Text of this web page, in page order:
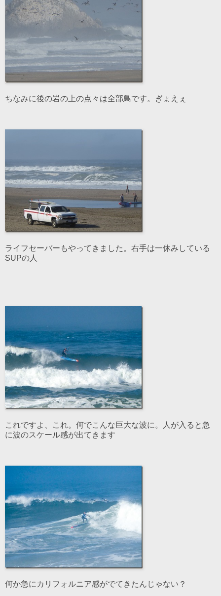
ちなみに後の岩の上の点々は全部鳥です。ぎょえぇ
ライフセーバーもやってきました。右手は一休みしている
SUPの人
これですよ、これ。何でこんな巨大な波に。人が入ると急
に波のスケール感が出てきます
何か急にカリフォルニア感がでてきたんじゃない？